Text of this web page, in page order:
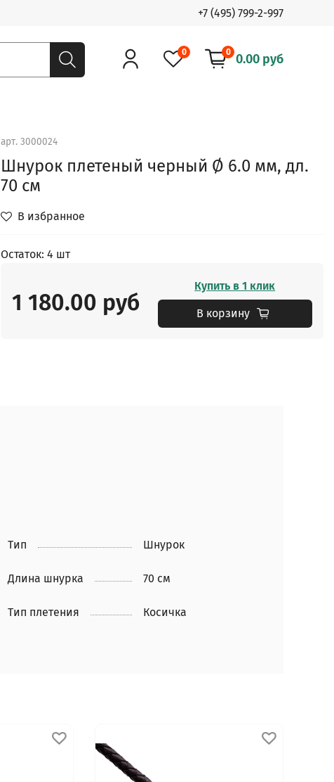
+7 (495) 799-2-997
0 0 0.00 руб
арт. 3000024
Шнурок плетеный черный Ø 6.0 мм, дл.
70 см
В избранное
Остаток: 4 шт
1 180.00 руб
Купить в 1 клик
В корзину
Тип Шнурок
Длина шнурка 70 см
Тип плетения Косичка